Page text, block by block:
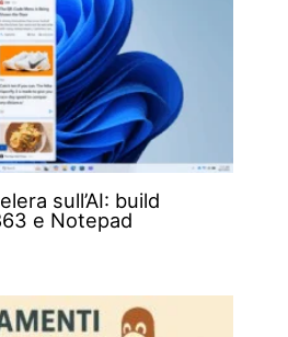
sull’AI: build
e Notepad